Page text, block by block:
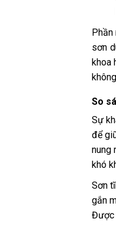
sơn
khoa
So
Sự
để
nung
khó
Sơn
gắn
Được